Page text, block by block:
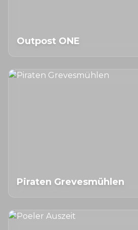
Outpost ONE
Piraten Grevesmühlen